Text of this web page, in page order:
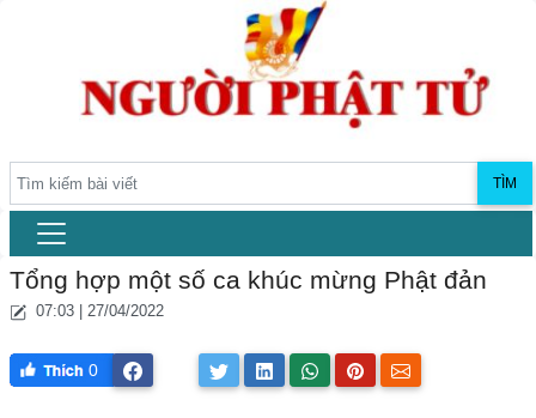
TÌM
Tổng hợp một số ca khúc mừng Phật đản
07:03 | 27/04/2022
0